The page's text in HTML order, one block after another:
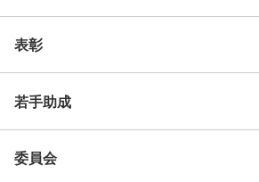
表彰
若手助成
委員会